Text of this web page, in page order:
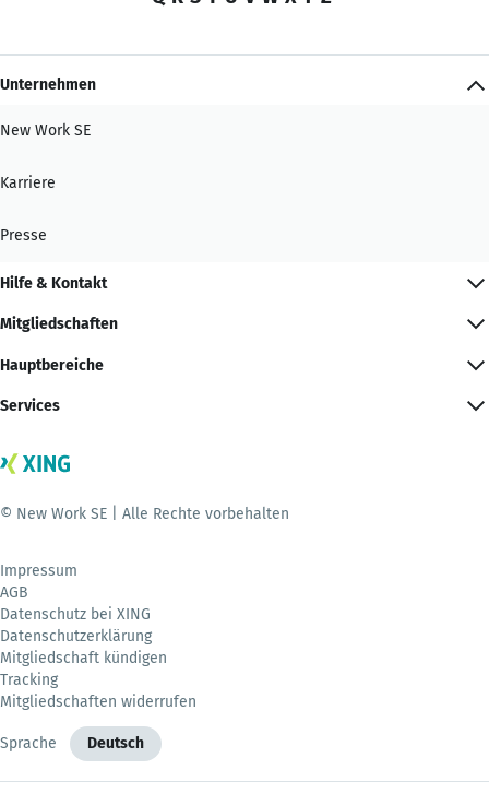
Unternehmen
New Work SE
Karriere
Presse
Hilfe & Kontakt
Mitgliedschaften
Hauptbereiche
Services
© New Work SE | Alle Rechte vorbehalten
Impressum
AGB
Datenschutz bei XING
Datenschutzerklärung
Mitgliedschaft kündigen
Tracking
Mitgliedschaften widerrufen
Sprache Deutsch